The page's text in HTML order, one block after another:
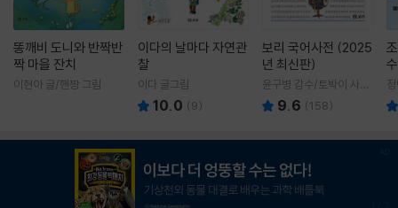
똥깨비 도니와 반짝반
짝 마을 잔치
이현아 글/핸짱 그림
이다의 날마다 자연관
찰
이다 글그림
10.0 (9)
보리 국어사전 (2025
년 최신판)
윤구병 감수/토박이 사전
편찬실 편
9.6 (158)